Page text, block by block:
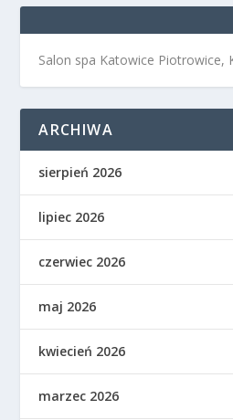
Salon spa Katowice Piotrowice,
ARCHIWA
sierpień 2026
lipiec 2026
czerwiec 2026
maj 2026
kwiecień 2026
marzec 2026